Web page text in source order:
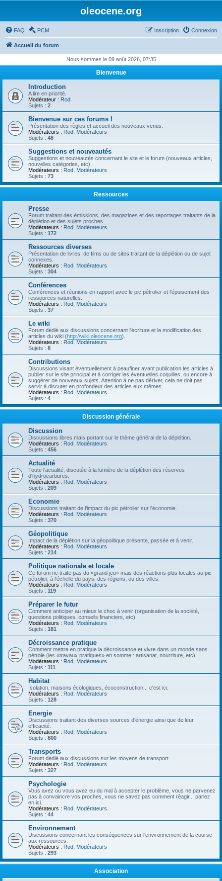
oleocene.org
FAQ PCM Connexion
Inscription
Accueil du forum
Nous sommes le 09 août 2026, 07:35
Bienvenue
Introduction
A lire en priorité.
Modérateur : Rod
Sujets : 2
Bienvenue sur ces forums !
Présentation des règles et accueil des nouveaux venus.
Modérateurs : Rod Modérateurs
Sujets : 48
Suggestions et nouveautés
Suggestions et nouveautés concernant le site et le forum (nouveaux articles,
nouvelles catégories, etc).
Modérateurs : Rod Modérateurs
Sujets : 73
Ressources
Presse
Forum traitant des émissions, des magazines et des reportages traitants de la
déplétion et des sujets proches.
Modérateurs : Rod Modérateurs
Sujets : 172
Ressources diverses
Présentation de livres, de films ou de sites traitant de la déplétion ou de sujet
connexes.
Modérateurs : Rod Modérateurs
Sujets : 304
Conférences
Conférences et réunions en rapport avec le pic pétrolier et l'épuisement des
ressources naturelles.
Modérateurs : Rod Modérateurs
Sujets : 37
Le wiki
Forum dédié aux discussions concernant l'écriture et la modification des
articles du wiki (http://wiki.oleocene.org).
Modérateurs : Rod Modérateurs
Sujets : 8
Contributions
Discussions visant éventuellement à peaufiner avant publication les articles à
publier sur le site principal et à corriger les éventuelles coquilles, ou encore à
suggérer de nouveaux sujets. Attention à ne pas dériver, cela ne doit pas
servir à discuter en profondeur des articles eux mêmes.
Modérateurs : Rod Modérateurs
Sujets : 4
Discussion générale
Discussion
Discussions libres mais portant sur le thème général de la déplétion.
Modérateurs : Rod Modérateurs
Sujets : 456
Actualité
Toute l'acualité, discutée à la lumière de la déplétion des réserves
d'hydrocarbures.
Modérateurs : Rod Modérateurs
Sujets : 209
Economie
Discussions traitant de l'impact du pic pétrolier sur l'économie.
Modérateurs : Rod Modérateurs
Sujets : 370
Géopolitique
Impact de la déplétion sur la géopolitique présente, passée et à venir.
Modérateurs : Rod Modérateurs
Sujets : 214
Politique nationale et locale
Ce forum ne traite pas du «grand jeu» mais des réactions plus locales au pic
pétrolier, à l'échelle du pays, des régions, ou des villes.
Modérateurs : Rod Modérateurs
Sujets : 119
Préparer le futur
Comment anticiper au mieux le choc à venir (organisation de la société,
questions politiques, conseils financiers, etc).
Modérateurs : Rod Modérateurs
Sujets : 181
Décroissance pratique
Comment mettre en pratique la décroissance et vivre dans un monde sans
pétrole (les «travaux pratiques» en somme : artisanat, nourriture, etc)
Modérateurs : Rod Modérateurs
Sujets : 111
Habitat
Isolation, maisons écologiques, écoconstruction... c'est ici.
Modérateurs : Rod Modérateurs
Sujets : 128
Energie
Discussions traitant des diverses sources d'énergie ainsi que de leur
efficacité.
Modérateurs : Rod Modérateurs
Sujets : 800
Transports
Forum dédié aux discussions sur les moyens de transport.
Modérateurs : Rod Modérateurs
Sujets : 327
Psychologie
Vous avez ou vous avez eu du mal à accepter le problème, vous ne parvenez
pas à convaincre vos proches, vous ne savez pas comment réagir... parlez
en ici.
Modérateurs : Rod Modérateurs
Sujets : 44
Environnement
Discussions concernant les conséquences sur l'environnement de la course
aux ressources.
Modérateurs : Rod Modérateurs
Sujets : 293
Association